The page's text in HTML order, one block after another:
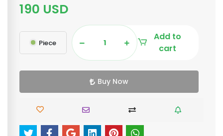
190 USD
Piece
Add to
cart
Buy Now